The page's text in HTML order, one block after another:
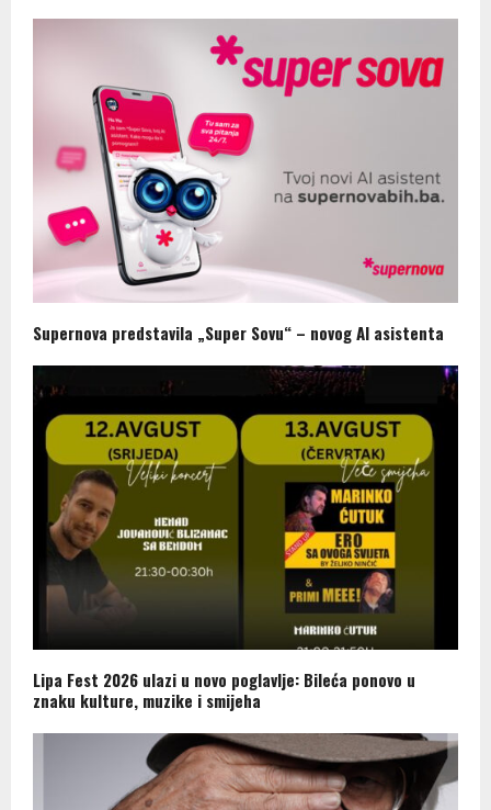
Supernova predstavila „Super Sovu“ – novog AI asistenta
Lipa Fest 2026 ulazi u novo poglavlje: Bileća ponovo u
znaku kulture, muzike i smijeha